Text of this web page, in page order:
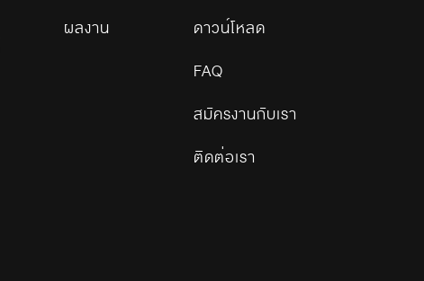
ผลงาน
ดาวน์โหลด
FAQ
สมัครงานกับเรา
ติดต่อเรา